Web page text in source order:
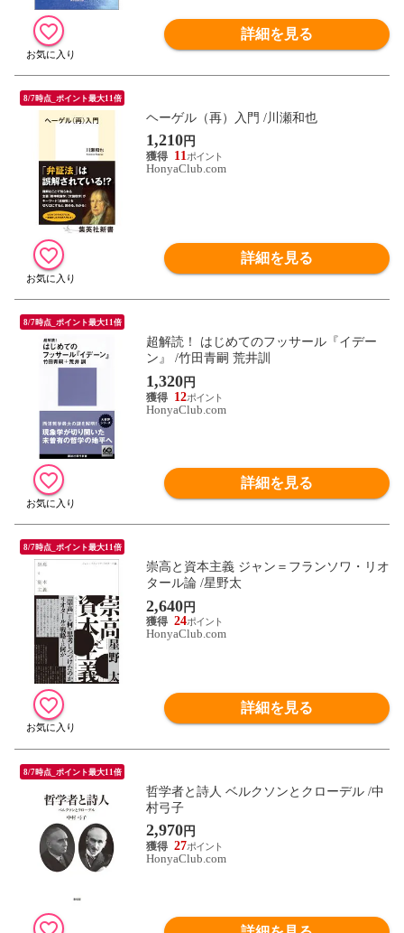
詳細を見る
8/7時点_ポイント最大11倍
ヘーゲル（再）入門 /川瀬和也
1,210円
11
HonyaClub.com
詳細を見る
8/7時点_ポイント最大11倍
超解読！ はじめてのフッサール『イデー
ン』 /竹田青嗣 荒井訓
1,320円
12
HonyaClub.com
詳細を見る
8/7時点_ポイント最大11倍
崇高と資本主義 ジャン＝フランソワ・リオ
タール論 /星野太
2,640円
24
HonyaClub.com
詳細を見る
8/7時点_ポイント最大11倍
哲学者と詩人 ベルクソンとクローデル /中
村弓子
2,970円
27
HonyaClub.com